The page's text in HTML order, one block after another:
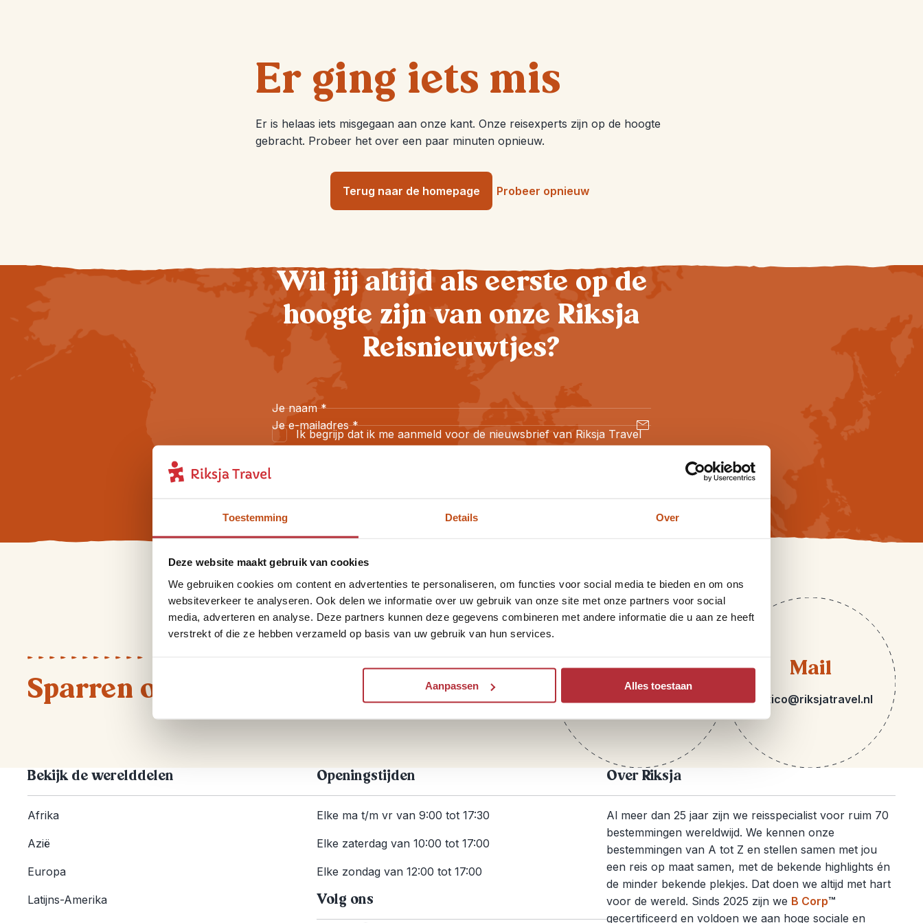
Toestemming Details Over
Deze website maakt gebruik van cookies
We gebruiken cookies om content en advertenties te personaliseren, om functies voor social media te bieden en om ons
websiteverkeer te analyseren. Ook delen we informatie over uw gebruik van onze site met onze partners voor social
media, adverteren en analyse. Deze partners kunnen deze gegevens combineren met andere informatie die u aan ze heeft
verstrekt of die ze hebben verzameld op basis van uw gebruik van hun services.
Aanpassen Alles toestaan
Er ging iets mis
Er is helaas iets misgegaan aan onze kant. Onze reisexperts zijn op de hoogte
gebracht. Probeer het over een paar minuten opnieuw.
Terug naar de homepage Probeer opnieuw
Wil jij altijd als eerste op de
hoogte zijn van onze Riksja
Reisnieuwtjes?
Je naam *
Je e-mailadres *
Ik begrijp dat ik me aanmeld voor de nieuwsbrief van Riksja Travel
Sparren of heb je vragen?
Telefoon
+31 71 516 20 24
Mail
mexico@riksjatravel.nl
Bekijk de werelddelen
Afrika
Azië
Europa
Latijns-Amerika
Openingstijden
Elke ma t/m vr van 9:00 tot 17:30
Elke zaterdag van 10:00 tot 17:00
Elke zondag van 12:00 tot 17:00
Volg ons
Over Riksja
Al meer dan 25 jaar zijn we reisspecialist voor ruim 70
bestemmingen wereldwijd. We kennen onze
bestemmingen van A tot Z en stellen samen met jou
een reis op maat samen, met de bekende highlights én
de minder bekende plekjes. Dat doen we altijd met hart
voor de wereld. Sinds 2025 zijn we B Corp™
gecertificeerd en voldoen we aan hoge sociale en